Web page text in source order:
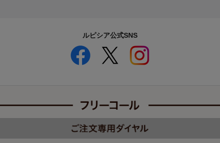
ルピシア公式SNS